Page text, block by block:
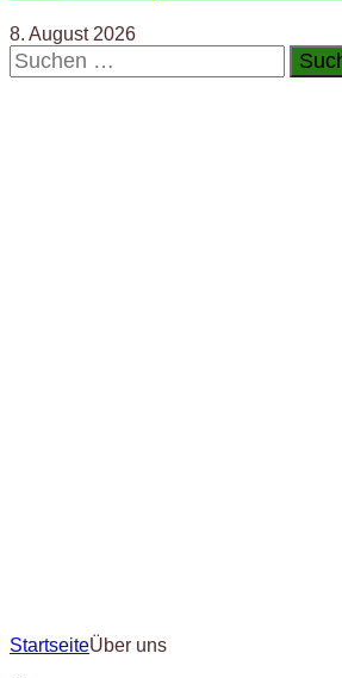
8. August 2026
Suchen
nach:
StartseiteÜber uns